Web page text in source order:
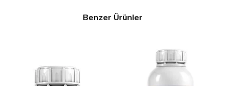
Benzer Ürünler